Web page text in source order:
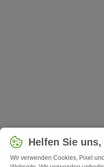
Helfen Sie
Wir verwenden Cookies, Pixel